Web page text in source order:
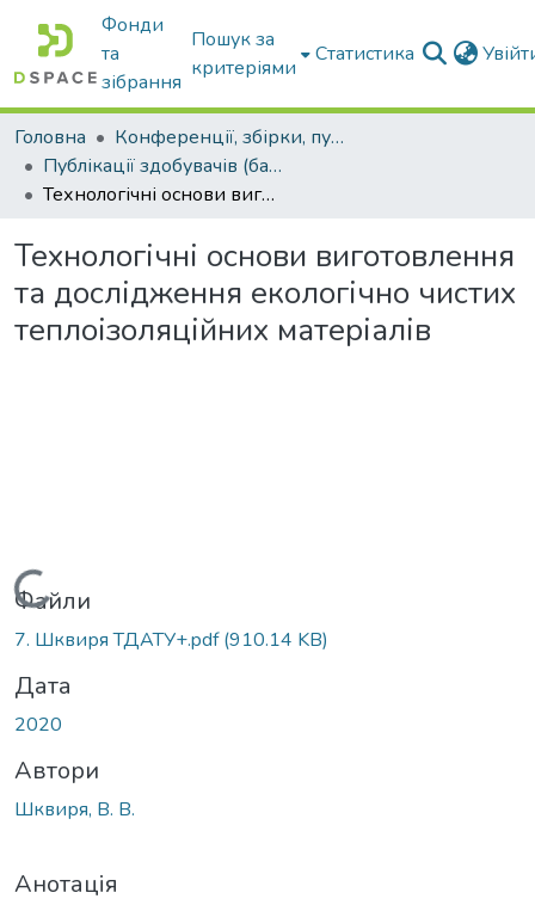
Фонди
та
зібрання
Пошук за
критеріями
Статистика
Головна
Конференції, збірки, публікації молодих вчених і здобувачів : магістрів, бакалаврів, аспірантів.
Публікації здобувачів (бакалаврів. магістрів, аспірантів)
Технологічні основи виготовлення та дослідження екологічно чистих теплоізоляційних матеріалів
Технологічні основи виготовлення
та дослідження екологічно чистих
теплоізоляційних матеріалів
Вантажиться...
Файли
7. Шквиря ТДАТУ+.pdf(910.14 KB)
Дата
2020
Автори
Шквиря, В. В.
Анотація